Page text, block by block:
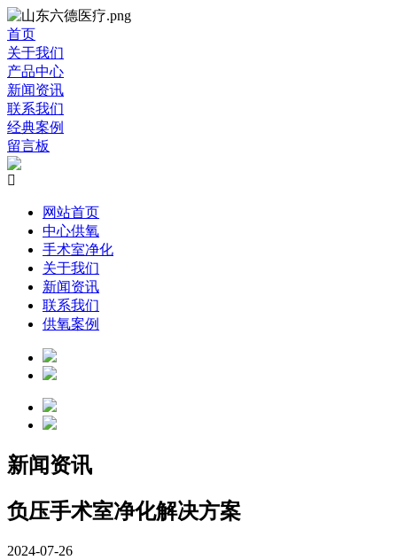
首页
关于我们
产品中心
新闻资讯
联系我们
经典案例
留言板

网站首页
中心供氧
手术室净化
关于我们
新闻资讯
联系我们
供氧案例
新闻资讯
负压手术室净化解决方案
2024-07-26